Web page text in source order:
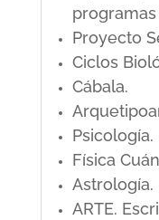
Proyecto
Ciclos
Cábala.
Psicología.
Física
Astrología.
ARTE.